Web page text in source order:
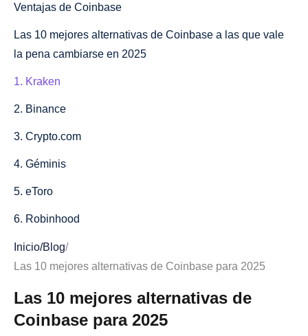
Ventajas de Coinbase
Las 10 mejores alternativas de Coinbase a las que vale
la pena cambiarse en 2025
1. Kraken
2. Binance
3. Crypto.com
4. Géminis
5. eToro
6. Robinhood
7. Bitstamp
8. MEXC
9. OKX
10. KuCoin
Inicio/Blog/
Las 10 mejores alternativas de Coinbase para 2025
Las 10 mejores alternativas de
Coinbase para 2025